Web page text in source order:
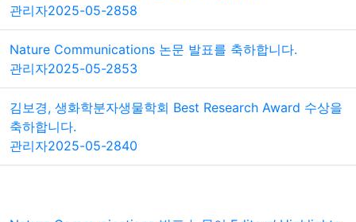
관리자2025-05-2858
Nature Communications 논문 발표를 축하합니다.
관리자2025-05-2853
김보경, 생화학분자생물학회 Best Research Award 수상을
축하합니다.
관리자2025-05-2840